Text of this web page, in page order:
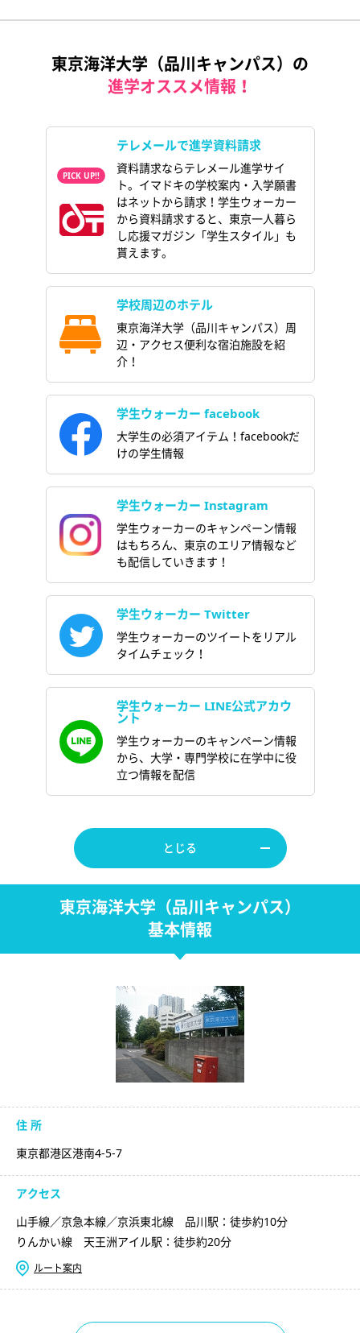
東京海洋大学（品川キャンパス）の
進学オススメ情報！
テレメールで進学資料請求
資料請求ならテレメール進学サイ
ト。イマドキの学校案内・入学願書
はネットから請求！学生ウォーカー
から資料請求すると、東京一人暮ら
し応援マガジン「学生スタイル」も
貰えます。
学校周辺のホテル
東京海洋大学（品川キャンパス）周
辺・アクセス便利な宿泊施設を紹
介！
学生ウォーカー facebook
大学生の必須アイテム！facebookだ
けの学生情報
学生ウォーカー Instagram
学生ウォーカーのキャンペーン情報
はもちろん、東京のエリア情報など
も配信していきます！
学生ウォーカー Twitter
学生ウォーカーのツイートをリアル
タイムチェック！
学生ウォーカー LINE公式アカウ
ント
学生ウォーカーのキャンペーン情報
から、大学・専門学校に在学中に役
立つ情報を配信
とじる
東京海洋大学（品川キャンパス）
基本情報
住 所
東京都港区港南4-5-7
アクセス
山手線／京急本線／京浜東北線 品川駅：徒歩約10分
りんかい線 天王洲アイル駅：徒歩約20分
ルート案内